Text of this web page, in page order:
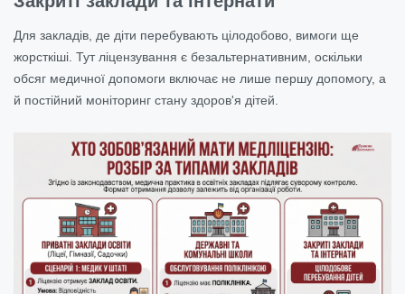
Для закладів, де діти перебувають цілодобово, вимоги ще
жорсткіші. Тут ліцензування є безальтернативним, оскільки
обсяг медичної допомоги включає не лише першу допомогу, а
й постійний моніторинг стану здоров'я дітей.